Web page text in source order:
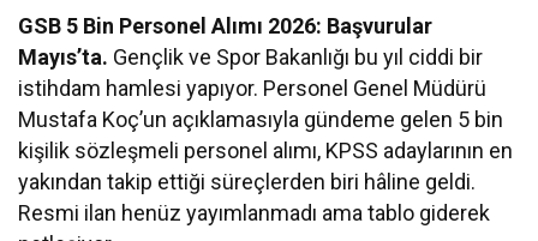
GSB 5 Bin Personel Alımı 2026: Başvurular
Mayıs’ta. Gençlik ve Spor Bakanlığı bu yıl ciddi bir
istihdam hamlesi yapıyor. Personel Genel Müdürü
Mustafa Koç’un açıklamasıyla gündeme gelen 5 bin
kişilik sözleşmeli personel alımı, KPSS adaylarının en
yakından takip ettiği süreçlerden biri hâline geldi.
Resmi ilan henüz yayımlanmadı ama tablo giderek